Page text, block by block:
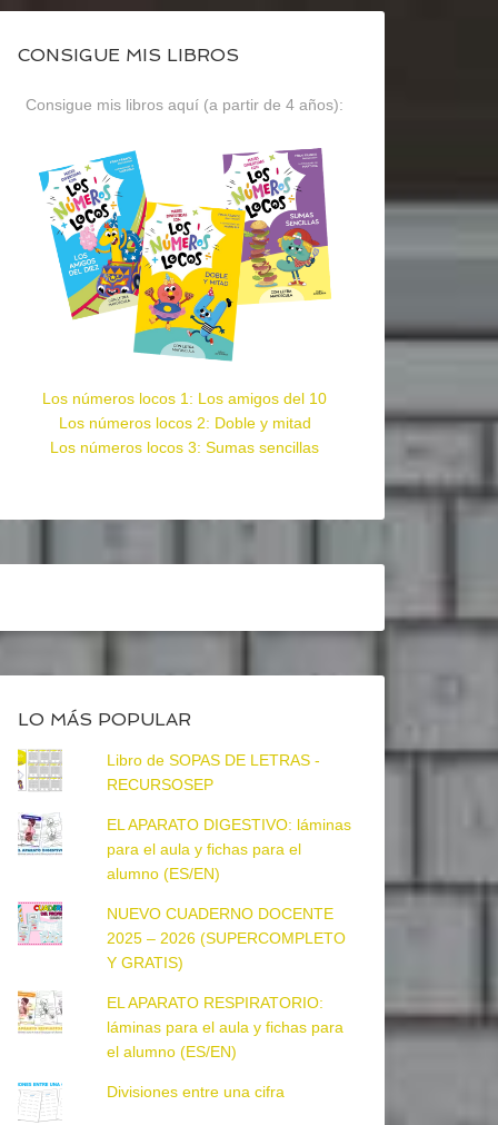
CONSIGUE MIS LIBROS
Consigue mis libros aquí (a partir de 4 años):
Los números locos 1: Los amigos del 10
Los números locos 2: Doble y mitad
Los números locos 3: Sumas sencillas
LO MÁS POPULAR
Libro de SOPAS DE LETRAS -
RECURSOSEP
EL APARATO DIGESTIVO: láminas
para el aula y fichas para el
alumno (ES/EN)
NUEVO CUADERNO DOCENTE
2025 – 2026 (SUPERCOMPLETO
Y GRATIS)
EL APARATO RESPIRATORIO:
láminas para el aula y fichas para
el alumno (ES/EN)
Divisiones entre una cifra